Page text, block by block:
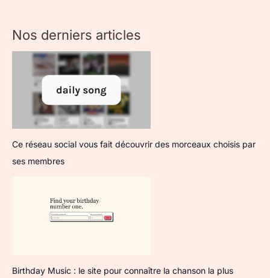
Nos derniers articles
Ce réseau social vous fait découvrir des morceaux choisis par
ses membres
Birthday Music : le site pour connaître la chanson la plus